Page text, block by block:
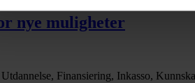
nye muligheter
Utdannelse, Finansiering, Inkasso,